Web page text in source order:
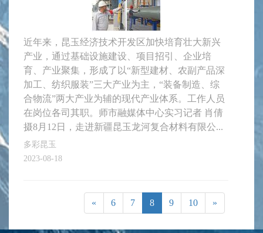
近年来，昆玉经济技术开发区加快培育壮大新兴
产业，通过基础设施建设、项目招引、企业培
育、产业聚集，形成了以“新型建材、农副产品深
加工、纺织服装”三大产业为主，“装备制造、综
合物流”两大产业为辅的现代产业体系。工作人员
在岗位各司其职。师市融媒体中心实习记者 肖倩
摄8月12日，走进新疆昆玉龙河复合材料有限公...
多彩昆玉
2023-08-18
« 6 7 8 9 10 »